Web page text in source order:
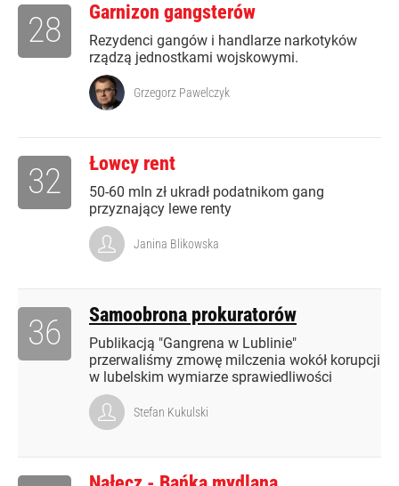
Garnizon gangsterów
Rezydenci gangów i handlarze narkotyków
rządzą jednostkami wojskowymi.
28
Grzegorz Pawelczyk
Łowcy rent
50-60 mln zł ukradł podatnikom gang
przyznający lewe renty
32
Janina Blikowska
Samoobrona prokuratorów
Publikacją "Gangrena w Lublinie"
przerwaliśmy zmowę milczenia wokół korupcji
w lubelskim wymiarze sprawiedliwości
36
Stefan Kukulski